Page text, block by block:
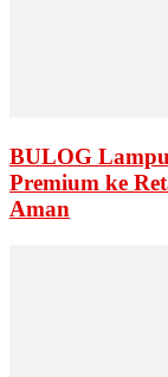
BULOG
Premium ke
Aman